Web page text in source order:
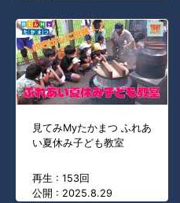
見てみMyたかまつ ふれあ
い夏休み子ども教室
再生 : 153回
公開 : 2025.8.29